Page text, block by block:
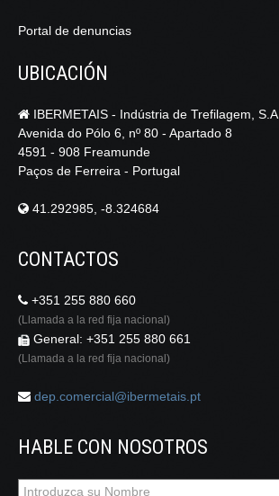
Portal de denuncias
UBICACIÓN
IBERMETAIS - Indústria de Trefilagem, S.A.
Avenida do Pólo 6, nº 80 - Apartado 8
4591 - 908 Freamunde
Paços de Ferreira - Portugal
41.292985, -8.324684
CONTACTOS
+351 255 880 660
(Llamada a la red fija nacional)
General: +351 255 880 661
(Llamada a la red fija nacional)
dep.comercial@ibermetais.pt
HABLE CON NOSOTROS